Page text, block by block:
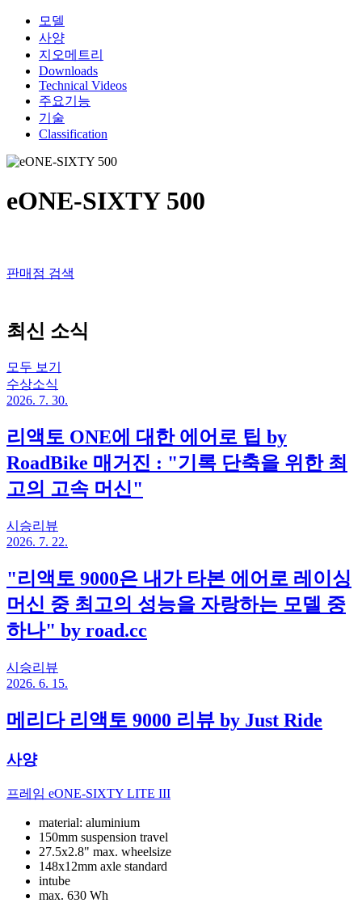
모델
사양
지오메트리
Downloads
Technical Videos
주요기능
기술
Classification
eONE-SIXTY 500
판매점 검색
최신 소식
모두 보기
수상소식
2026. 7. 30.
리액토 ONE에 대한 에어로 팁 by
RoadBike 매거진 : "기록 단축을 위한 최
고의 고속 머신"
시승리뷰
2026. 7. 22.
"리액토 9000은 내가 타본 에어로 레이싱
머신 중 최고의 성능을 자랑하는 모델 중
하나" by road.cc
시승리뷰
2026. 6. 15.
메리다 리액토 9000 리뷰 by Just Ride
사양
프레임 eONE-SIXTY LITE III
material: aluminium
150mm suspension travel
27.5x2.8" max. wheelsize
148x12mm axle standard
intube
max. 630 Wh